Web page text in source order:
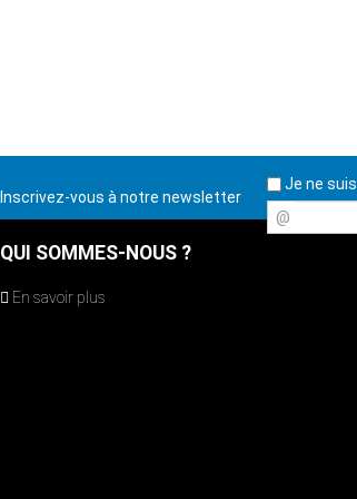
Inscrivez-vous à notre newsletter
Je ne
@
QUI SOMMES-NOUS ?
En savoir plus